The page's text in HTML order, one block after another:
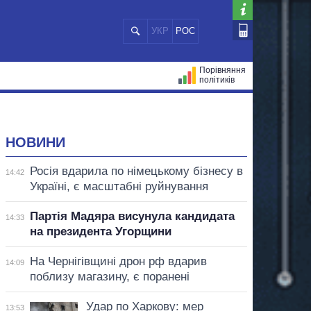
УКР РОС
Порівняння
політиків
НОВИНИ
14:42
Росія вдарила по німецькому бізнесу в
Україні, є масштабні руйнування
14:33
Партія Мадяра висунула кандидата
на президента Угорщини
14:09
На Чернігівщині дрон рф вдарив
поблизу магазину, є поранені
13:53
Удар по Харкову: мер